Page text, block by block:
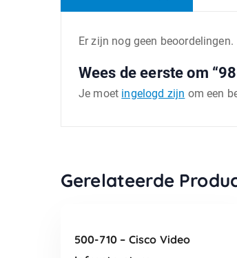
Er zijn nog geen beoordelingen.
Wees de eerste om
Je moet ingelogd zijn om een
Gerelateerde
TOEVOEGEN AAN
500-710 – Cisco Video